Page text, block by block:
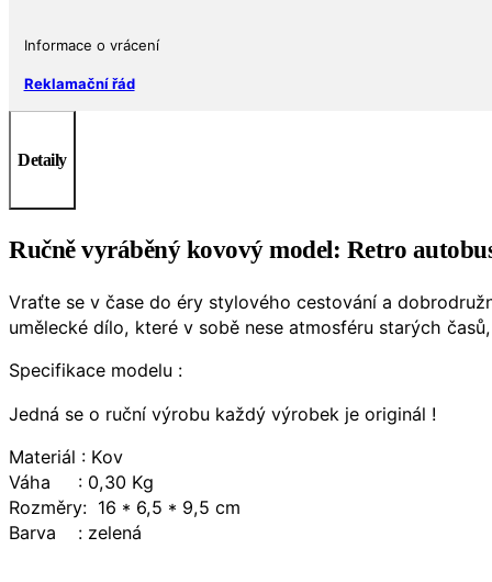
Informace o vrácení
Reklamační řád
Detaily
Ručně vyráběný kovový model: Retro
Vraťte se v čase do éry stylového cestování a
umělecké dílo, které v sobě nese atmosféru starých
Specifikace modelu :
Jedná se o ruční výrobu každý výrobek je originál !
Materiál : Kov
Váha : 0,30 Kg
Rozměry: 16 * 6,5 * 9,5 cm
Barva : zelená